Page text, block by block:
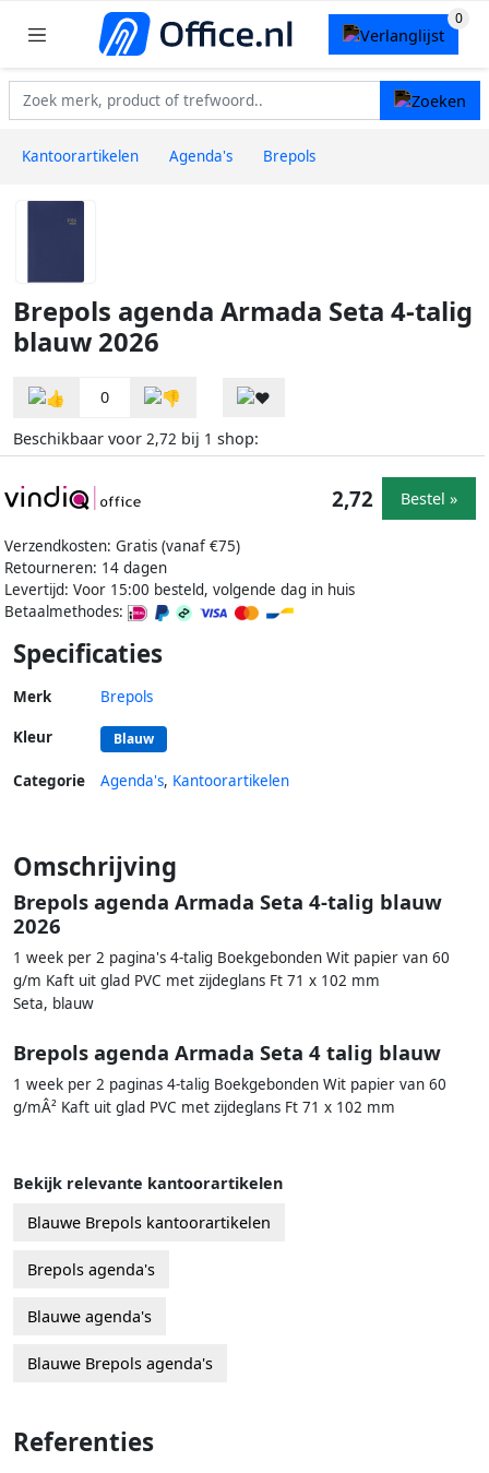
Kantoorartikelen Agenda's Brepols
Brepols agenda Armada Seta 4-talig
blauw 2026
0
Beschikbaar voor 2,72 bij 1 shop:
Verzendkosten: Gratis (vanaf €75)
Retourneren: 14 dagen
Levertijd: Voor 15:00 besteld, volgende dag in huis
Betaalmethodes:
2,72 Bestel »
Specificaties
Merk Brepols
Kleur Blauw
Categorie Agenda's, Kantoorartikelen
Omschrijving
Brepols agenda Armada Seta 4-talig blauw
2026
1 week per 2 pagina's 4-talig Boekgebonden Wit papier van 60
g/m Kaft uit glad PVC met zijdeglans Ft 71 x 102 mm
Seta, blauw
Brepols agenda Armada Seta 4 talig blauw
1 week per 2 paginas 4-talig Boekgebonden Wit papier van 60
g/mÂ² Kaft uit glad PVC met zijdeglans Ft 71 x 102 mm
Bekijk relevante kantoorartikelen
Blauwe Brepols kantoorartikelen
Brepols agenda's
Blauwe agenda's
Blauwe Brepols agenda's
Referenties